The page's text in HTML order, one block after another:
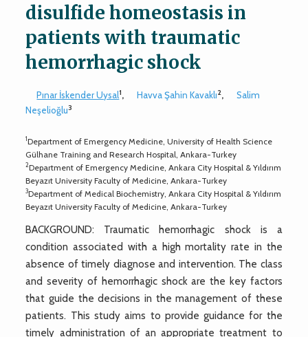
disulfide homeostasis in
patients with traumatic
hemorrhagic shock
Pınar İskender Uysal1, Havva Şahin Kavaklı2,
Salim
Neşelioğlu3
1Department of Emergency Medicine, University of Health Science
Gülhane Training and Research Hospital, Ankara-Turkey
2Department of Emergency Medicine, Ankara City Hospital & Yıldırım
Beyazıt University Faculty of Medicine, Ankara-Turkey
3Department of Medical Biochemistry, Ankara City Hospital & Yıldırım
Beyazıt University Faculty of Medicine, Ankara-Turkey
BACKGROUND: Traumatic hemorrhagic shock is a
condition associated with a high mortality rate in the
absence of timely diagnose and intervention. The class
and severity of hemorrhagic shock are the key factors
that guide the decisions in the management of these
patients. This study aims to provide guidance for the
timely administration of an appropriate treatment to